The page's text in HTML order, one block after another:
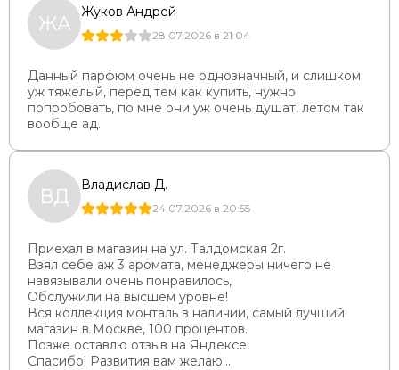
ЖА Жуков Андрей
28.07.2026 в 21:04
Данный парфюм очень не однозначный, и слишком
уж тяжелый, перед тем как купить, нужно
попробовать, по мне они уж очень душат, летом так
вообще ад.
ВД Владислав Д.
24.07.2026 в 20:55
Приехал в магазин на ул. Талдомская 2г.
Взял себе аж 3 аромата, менеджеры ничего не
навязывали очень понравилось,
Обслужили на высшем уровне!
Вся коллекция монталь в наличии, самый лучший
магазин в Москве, 100 процентов.
Позже оставлю отзыв на Яндексе.
Спасибо! Развития вам желаю...